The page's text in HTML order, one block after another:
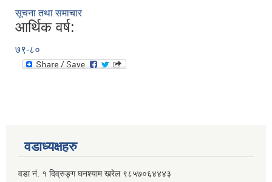
सूचना तथा समाचार
आर्थिक वर्ष:
७९-८०
वडाध्यक्षहरु
वडा नं. १ दिव्रुङ्ग घनश्याम खरेल ९८५७०६४४४३